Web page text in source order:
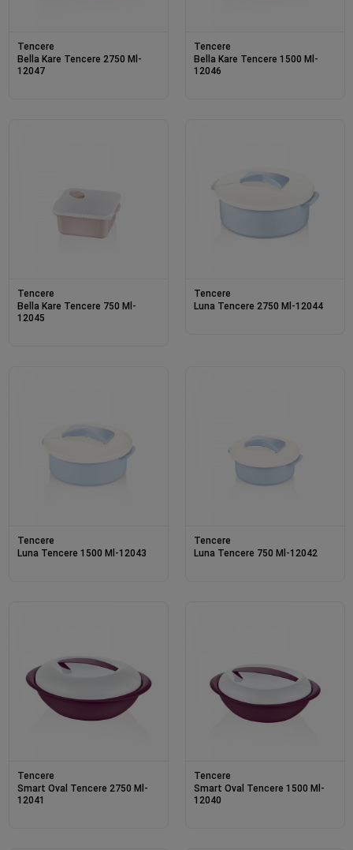
Tencere
Bella Kare Tencere 2750 Ml-
12047
Tencere
Bella Kare Tencere 1500 Ml-
12046
Tencere
Bella Kare Tencere 750 Ml-
12045
Tencere
Luna Tencere 2750 Ml-12044
Tencere
Luna Tencere 1500 Ml-12043
Tencere
Luna Tencere 750 Ml-12042
Tencere
Smart Oval Tencere 2750 Ml-
12041
Tencere
Smart Oval Tencere 1500 Ml-
12040